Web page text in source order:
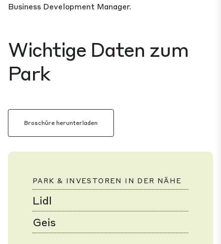
Business Development Manager.
Wichtige Daten zum
Park
Broschüre herunterladen
PARK & INVESTOREN IN DER NÄHE
Lidl
Geis